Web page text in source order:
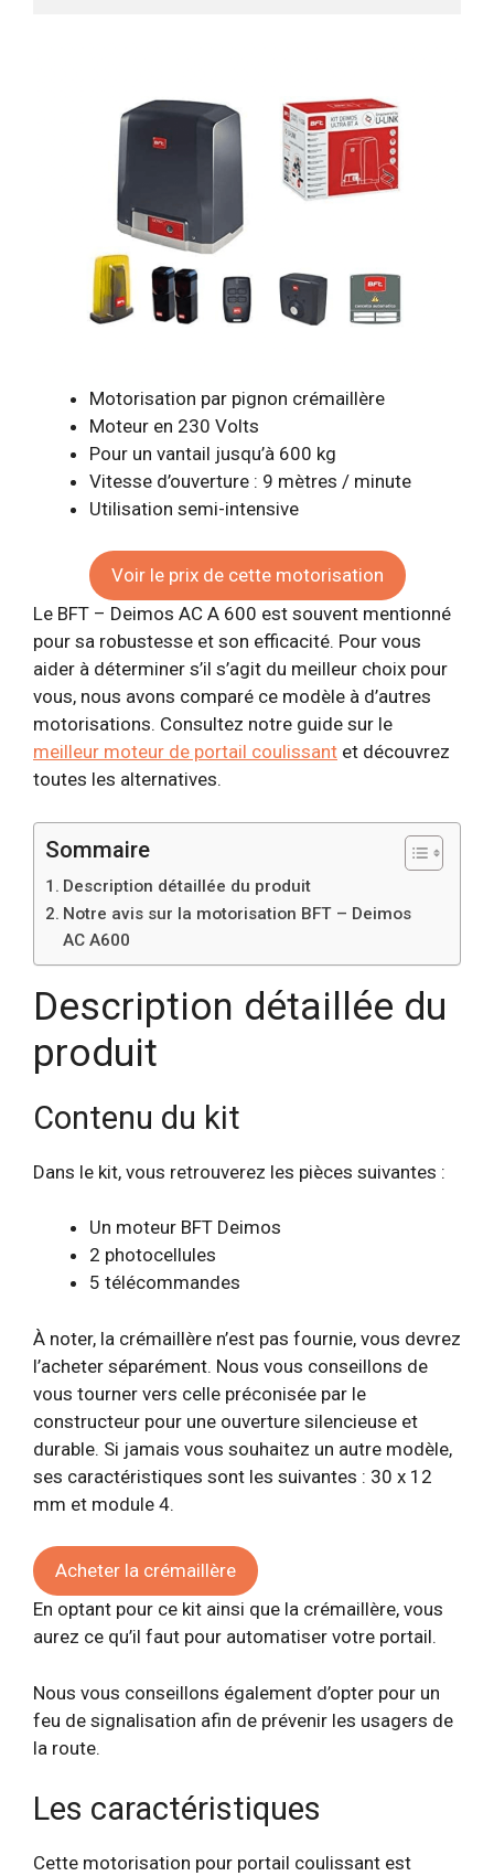
Motorisation par pignon crémaillère
Moteur en 230 Volts
Pour un vantail jusqu’à 600 kg
Vitesse d’ouverture : 9 mètres / minute
Utilisation semi-intensive
Voir le prix de cette motorisation
Le BFT – Deimos AC A 600 est souvent mentionné
pour sa robustesse et son efficacité. Pour vous
aider à déterminer s’il s’agit du meilleur choix pour
vous, nous avons comparé ce modèle à d’autres
motorisations. Consultez notre guide sur le
meilleur moteur de portail coulissant et découvrez
toutes les alternatives.
Sommaire
Description détaillée du produit
Notre avis sur la motorisation BFT – Deimos
AC A600
Description détaillée du
produit
Contenu du kit
Dans le kit, vous retrouverez les pièces suivantes :
Un moteur BFT Deimos
2 photocellules
5 télécommandes
À noter, la crémaillère n’est pas fournie, vous devrez
l’acheter séparément. Nous vous conseillons de
vous tourner vers celle préconisée par le
constructeur pour une ouverture silencieuse et
durable. Si jamais vous souhaitez un autre modèle,
ses caractéristiques sont les suivantes : 30 x 12
mm et module 4.
Acheter la crémaillère
En optant pour ce kit ainsi que la crémaillère, vous
aurez ce qu’il faut pour automatiser votre portail.
Nous vous conseillons également d’opter pour un
feu de signalisation afin de prévenir les usagers de
la route.
Les caractéristiques
Cette motorisation pour portail coulissant est